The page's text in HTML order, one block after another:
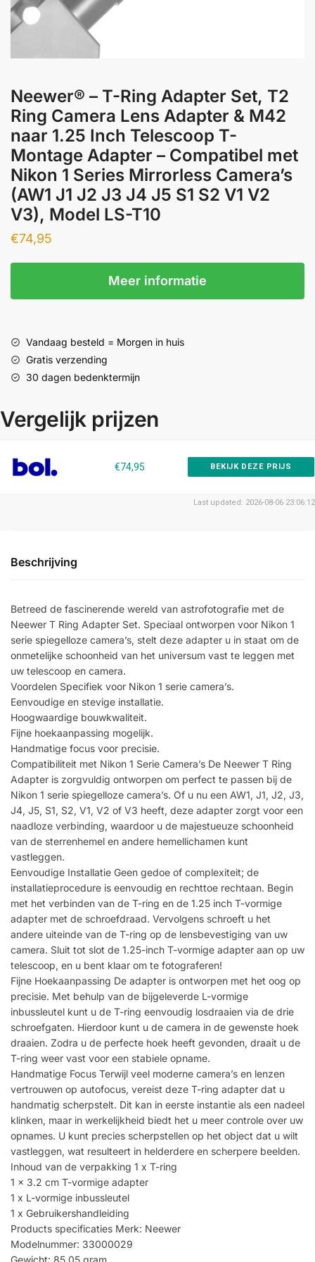
Neewer® – T-Ring Adapter Set, T2
Ring Camera Lens Adapter & M42
naar 1.25 Inch Telescoop T-
Montage Adapter – Compatibel met
Nikon 1 Series Mirrorless Camera’s
(AW1 J1 J2 J3 J4 J5 S1 S2 V1 V2
V3), Model LS-T10
€74,95
Meer informatie
Vandaag besteld = Morgen in huis
Gratis verzending
30 dagen bedenktermijn
Vergelijk prijzen
€74,95 BEKIJK DEZE PRIJS
Last updated: 2026-08-06 23:06:12
Beschrijving
Betreed de fascinerende wereld van astrofotografie met de
Neewer T Ring Adapter Set. Speciaal ontworpen voor Nikon 1
serie spiegelloze camera’s, stelt deze adapter u in staat om de
onmetelijke schoonheid van het universum vast te leggen met
uw telescoop en camera.
Voordelen Specifiek voor Nikon 1 serie camera’s.
Eenvoudige en stevige installatie.
Hoogwaardige bouwkwaliteit.
Fijne hoekaanpassing mogelijk.
Handmatige focus voor precisie.
Compatibiliteit met Nikon 1 Serie Camera’s De Neewer T Ring
Adapter is zorgvuldig ontworpen om perfect te passen bij de
Nikon 1 serie spiegelloze camera’s. Of u nu een AW1, J1, J2, J3,
J4, J5, S1, S2, V1, V2 of V3 heeft, deze adapter zorgt voor een
naadloze verbinding, waardoor u de majestueuze schoonheid
van de sterrenhemel en andere hemellichamen kunt
vastleggen.
Eenvoudige Installatie Geen gedoe of complexiteit; de
installatieprocedure is eenvoudig en rechttoe rechtaan. Begin
met het verbinden van de T-ring en de 1.25 inch T-vormige
adapter met de schroefdraad. Vervolgens schroeft u het
andere uiteinde van de T-ring op de lensbevestiging van uw
camera. Sluit tot slot de 1.25-inch T-vormige adapter aan op uw
telescoop, en u bent klaar om te fotograferen!
Fijne Hoekaanpassing De adapter is ontworpen met het oog op
precisie. Met behulp van de bijgeleverde L-vormige
inbussleutel kunt u de T-ring eenvoudig losdraaien via de drie
schroefgaten. Hierdoor kunt u de camera in de gewenste hoek
draaien. Zodra u de perfecte hoek heeft gevonden, draait u de
T-ring weer vast voor een stabiele opname.
Handmatige Focus Terwijl veel moderne camera’s en lenzen
vertrouwen op autofocus, vereist deze T-ring adapter dat u
handmatig scherpstelt. Dit kan in eerste instantie als een nadeel
klinken, maar in werkelijkheid biedt het u meer controle over uw
opnames. U kunt precies scherpstellen op het object dat u wilt
vastleggen, wat resulteert in helderdere en scherpere beelden.
Inhoud van de verpakking 1 x T-ring
1 x 3.2 cm T-vormige adapter
1 x L-vormige inbussleutel
1 x Gebruikershandleiding
Products specificaties Merk: Neewer
Modelnummer: 33000029